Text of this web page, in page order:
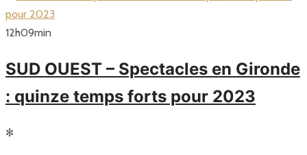
12h09min
SUD OUEST – Spectacles en Gironde
: quinze temps forts pour 2023
✻